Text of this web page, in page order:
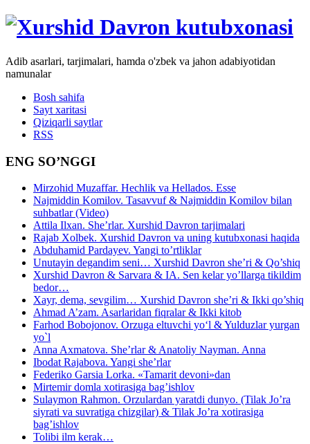
Adib asarlari, tarjimalari, hamda o'zbek va jahon adabiyotidan
namunalar
Bosh sahifa
Sayt xaritasi
Qiziqarli saytlar
RSS
ENG SO’NGGI
Mirzohid Muzaffar. Hechlik va Hellados. Esse
Najmiddin Komilov. Tasavvuf & Najmiddin Komilov bilan
suhbatlar (Video)
Attila Ilxan. She’rlar. Xurshid Davron tarjimalari
Rajab Xolbek. Xurshid Davron va uning kutubxonasi haqida
Abduhamid Pardayev. Yangi to’rtliklar
Unutayin degandim seni… Xurshid Davron she’ri & Qo’shiq
Xurshid Davron & Sarvara & IA. Sen kelar yo’llarga tikildim
bedor…
Xayr, dema, sevgilim… Xurshid Davron she’ri & Ikki qo’shiq
Ahmad A’zam. Asarlaridan fiqralar & Ikki kitob
Farhod Bobojonov. Orzuga eltuvchi yo‘l & Yulduzlar yurgan
yo`l
Anna Axmatova. She’rlar & Anatoliy Nayman. Anna
Ibodat Rajabova. Yangi she’rlar
Federiko Garsia Lorka. «Tamarit devoni»dan
Mirtemir domla xotirasiga bag’ishlov
Sulaymon Rahmon. Orzulardan yaratdi dunyo. (Tilak Jo’ra
siyrati va suvratiga chizgilar) & Tilak Jo’ra xotirasiga
bag’ishlov
Tolibi ilm kerak…